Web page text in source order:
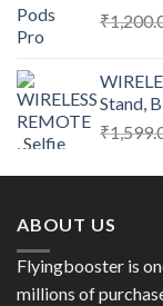
₹
Stand,
₹
ABOUT US
Flyingbooster is
millions of